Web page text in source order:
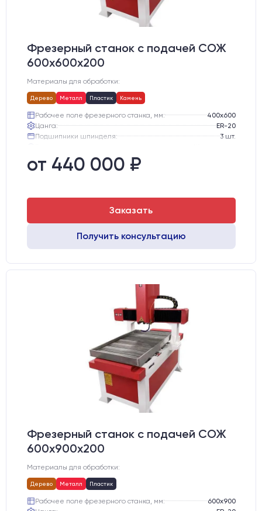
Фрезерный станок с подачей СОЖ
600х600х200
Материалы для обработки:
Дерево Металл Пластик Камень
Рабочее поле фрезерного станка, мм:
400х600
Цанга:
ER-20
Подшипники шпинделя:
3 шт.
Тип стола:
от 440 000 ₽
Заказать
Получить консультацию
Фрезерный станок с подачей СОЖ
600х900х200
Материалы для обработки:
Дерево Металл Пластик
Рабочее поле фрезерного станка, мм:
600х900